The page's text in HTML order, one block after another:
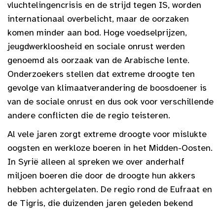
vluchtelingencrisis en de strijd tegen IS, worden
internationaal overbelicht, maar de oorzaken
komen minder aan bod. Hoge voedselprijzen,
jeugdwerkloosheid en sociale onrust werden
genoemd als oorzaak van de Arabische lente.
Onderzoekers stellen dat extreme droogte ten
gevolge van klimaatverandering de boosdoener is
van de sociale onrust en dus ook voor verschillende
andere conflicten die de regio teisteren.
Al vele jaren zorgt extreme droogte voor mislukte
oogsten en werkloze boeren in het Midden-Oosten.
In Syrië alleen al spreken we over anderhalf
miljoen boeren die door de droogte hun akkers
hebben achtergelaten. De regio rond de Eufraat en
de Tigris, die duizenden jaren geleden bekend